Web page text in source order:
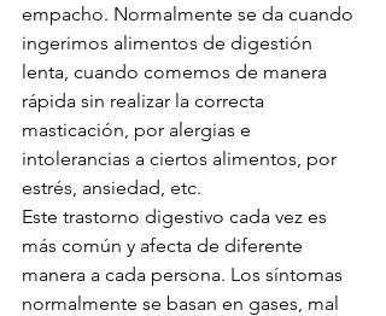
empacho. Normalmente se da cuando
ingerimos alimentos de digestión
lenta, cuando comemos de manera
rápida sin realizar la correcta
masticación, por alergias e
intolerancias a ciertos alimentos, por
estrés, ansiedad, etc.
Este trastorno digestivo cada vez es
más común y afecta de diferente
manera a cada persona. Los síntomas
normalmente se basan en gases, mal